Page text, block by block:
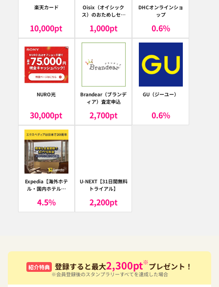
楽天カード
10,000pt
Oisix（オイシック
ス）のおためしセッ
1,000pt
DHCオンラインショ
ップ
0.6%
NURO光
30,000pt
Brandear（ブランデ
ィア）査定申込
2,700pt
GU（ジーユー）
0.6%
Expedia【海外ホテ
ル・国内ホテル予
ア）
4.5%
U-NEXT【31日間無料
トライアル】
2,200pt
紹介特典 登録すると最大2,300pt※プレゼント！
※会員登録後のスタンプラリーすべてを達成した場合